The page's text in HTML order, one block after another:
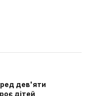
дев'яти
дітей